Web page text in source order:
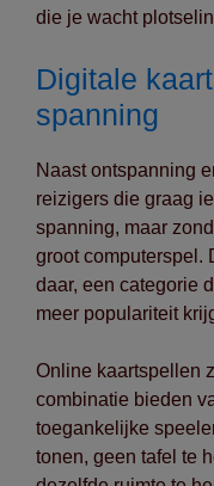
die je wacht
Digitale
spanning
Naast ontspanning
reizigers die graag
spanning, maar
groot computerspel.
daar, een categorie
meer populariteit
Online kaartspellen
combinatie bieden
toegankelijke
tonen, geen tafel te